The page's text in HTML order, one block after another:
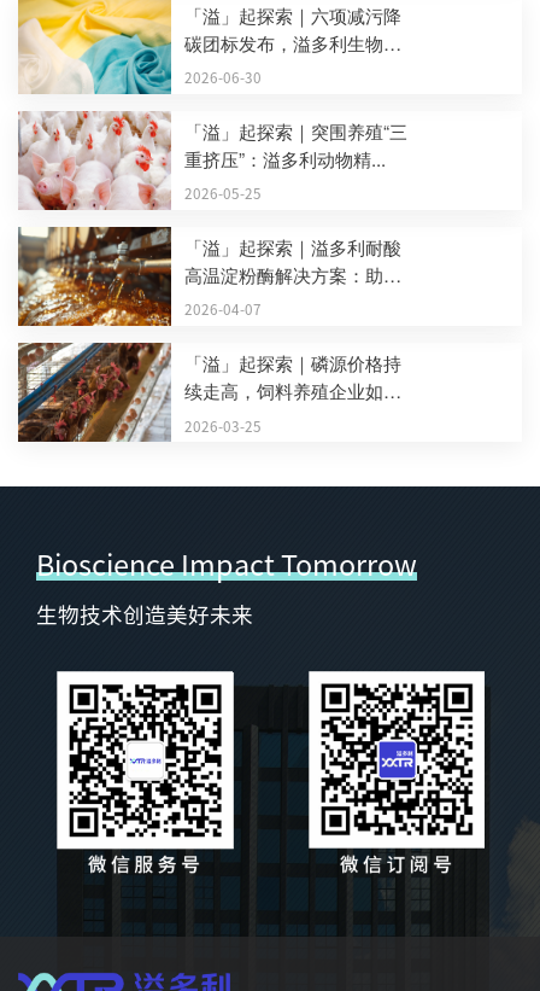
「溢」起探索｜六项减污降
碳团标发布，溢多利生物
酶...
2026-06-30
「溢」起探索｜突围养殖“三
重挤压”：溢多利动物精...
2026-05-25
「溢」起探索｜溢多利耐酸
高温淀粉酶解决方案：助
力...
2026-04-07
「溢」起探索｜磷源价格持
续走高，饲料养殖企业如
何...
2026-03-25
Bioscience Impact Tomorrow
生物技术创造美好未来